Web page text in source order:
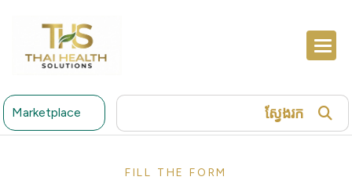
Marketplace ស្វែងរក
FILL THE FORM